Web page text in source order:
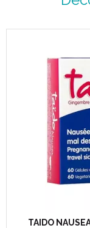
TAIDO